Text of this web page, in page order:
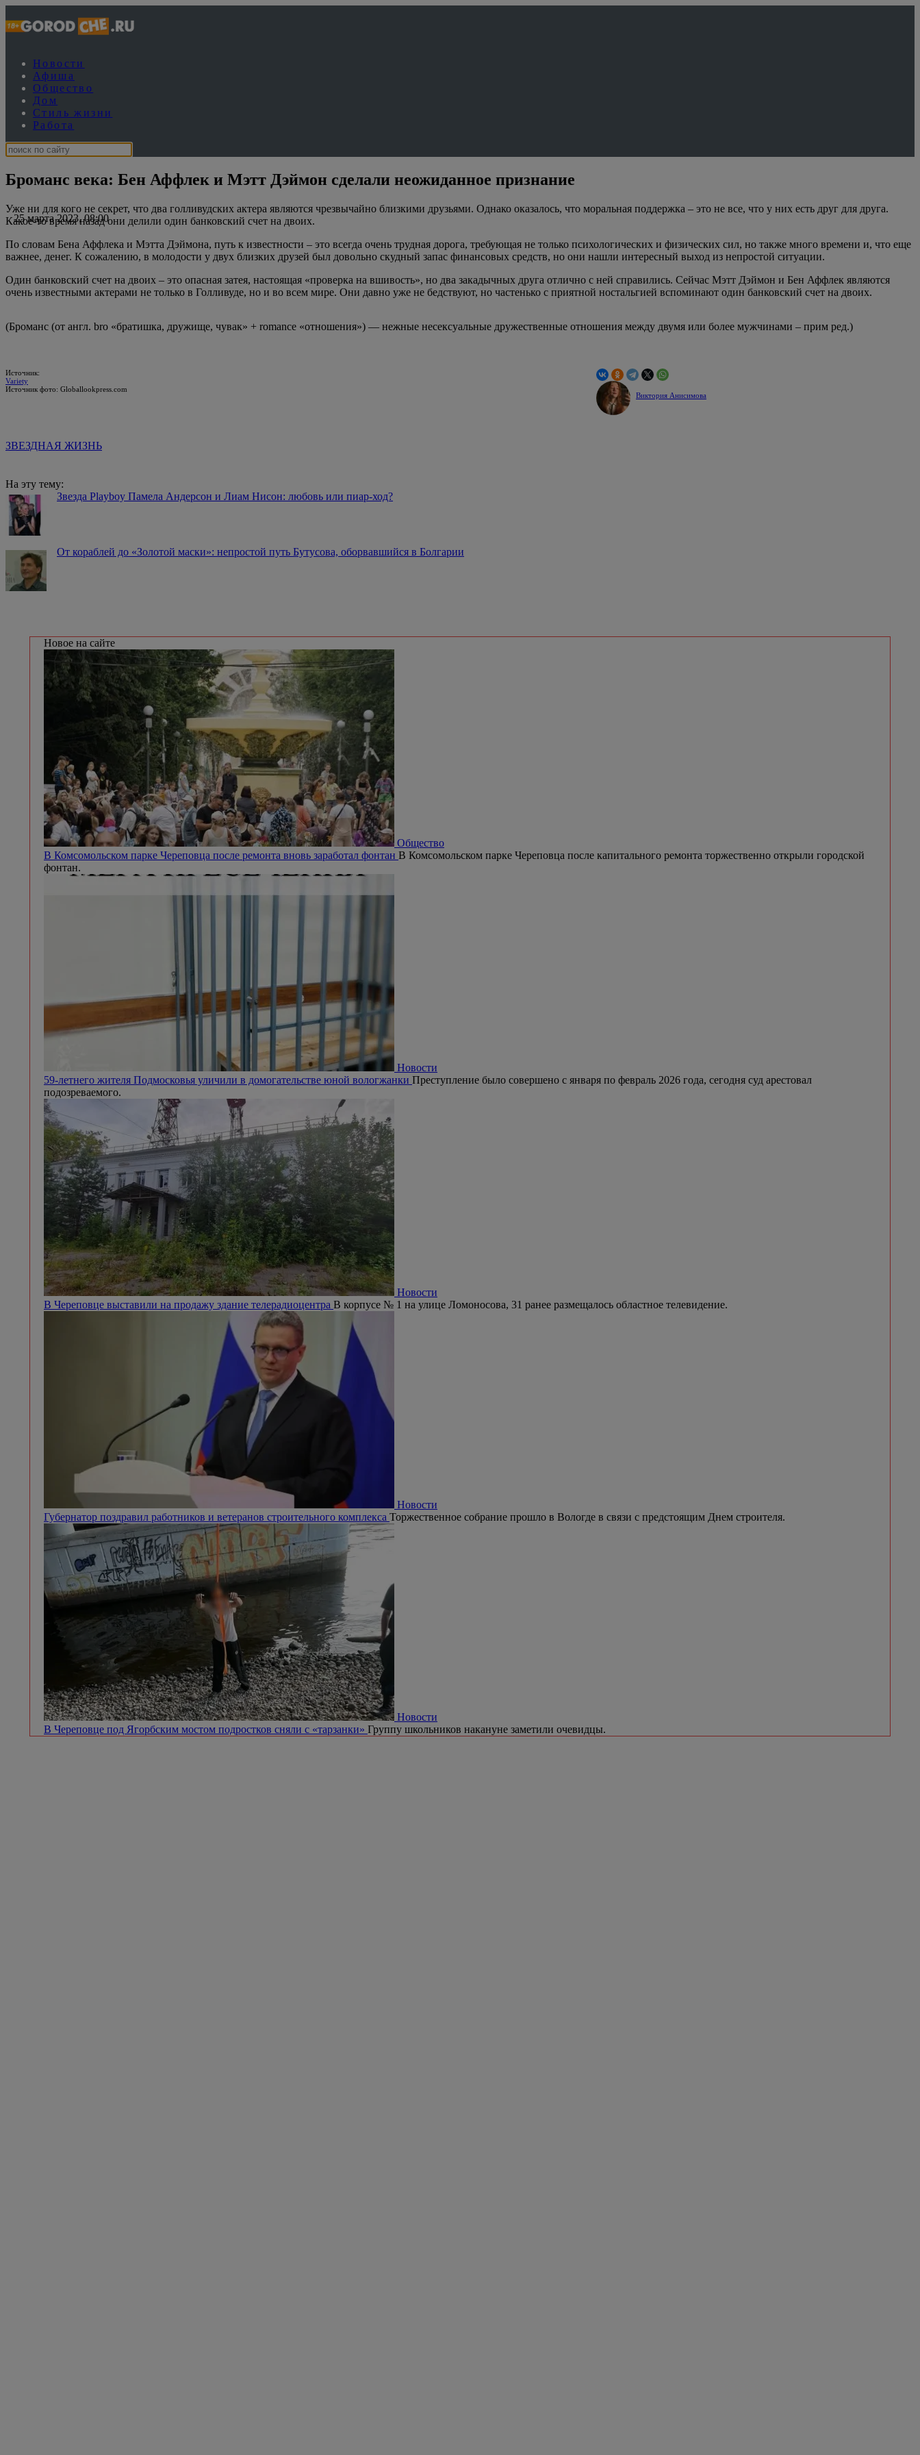
Новости
Афиша
Общество
Дом
Стиль жизни
Работа
Броманс века: Бен Аффлек и Мэтт Дэймон сделали неожиданное признание
25 марта 2023, 08:00
Уже ни для кого не секрет, что два голливудских актера являются чрезвычайно близкими друзьями. Однако оказалось, что моральная поддержка – это не все, что у них есть друг для друга.
Какое-то время назад они делили один банковский счет на двоих.
По словам Бена Аффлека и Мэтта Дэймона, путь к известности – это всегда очень трудная дорога, требующая не только психологических и физических сил, но также много времени и, что еще
важнее, денег. К сожалению, в молодости у двух близких друзей был довольно скудный запас финансовых средств, но они нашли интересный выход из непростой ситуации.
Один банковский счет на двоих – это опасная затея, настоящая «проверка на вшивость», но два закадычных друга отлично с ней справились. Сейчас Мэтт Дэймон и Бен Аффлек являются
очень известными актерами не только в Голливуде, но и во всем мире. Они давно уже не бедствуют, но частенько с приятной ностальгией вспоминают один банковский счет на двоих.
(Броманс (от англ. bro «братишка, дружище, чувак» + romance «отношения») — нежные несексуальные дружественные отношения между двумя или более мужчинами – прим ред.)
Источник:
Variety
Источник фото: Globallookpress.com
Виктория Анисимова
ЗВЕЗДНАЯ ЖИЗНЬ
На эту тему:
Звезда Playboy Памела Андерсон и Лиам Нисон: любовь или пиар-ход?
От кораблей до «Золотой маски»: непростой путь Бутусова, оборвавшийся в Болгарии
Новое на сайте
Общество
В Комсомольском парке Череповца после ремонта вновь заработал фонтан В Комсомольском парке Череповца после капитального ремонта торжественно открыли городской
фонтан.
Новости
59-летнего жителя Подмосковья уличили в домогательстве юной вологжанки Преступление было совершено с января по февраль 2026 года, сегодня суд арестовал
подозреваемого.
Новости
В Череповце выставили на продажу здание телерадиоцентра В корпусе № 1 на улице Ломоносова, 31 ранее размещалось областное телевидение.
Новости
Губернатор поздравил работников и ветеранов строительного комплекса Торжественное собрание прошло в Вологде в связи с предстоящим Днем строителя.
Новости
В Череповце под Ягорбским мостом подростков сняли с «тарзанки» Группу школьников накануне заметили очевидцы.